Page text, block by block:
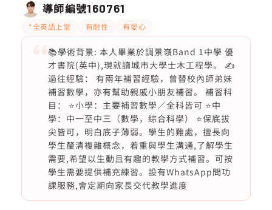
導師編號160761
*全英語上堂 有耐性 有愛心
📚學術背景: 本人畢業於調景嶺Band 1中學 優
才書院(英中),現就讀城市大學士木工程學。 ✍️
過往經驗： 有兩年補習經驗，曾替校內師弟妹
補習數學，亦有幫助親戚小朋友補習。 補習科
目： ⭐️小學：主要補習數學／全科皆可 ⭐️中
學：中一至中三（數學，綜合科學） ⭐️保底拔
尖皆可，明白底子薄弱。學生的難處，擅長向
學生釐清複雜概念，着重與學生溝通,了解學生
需要,希望以生動且有趣的教學方式補習。可按
學生需要提供補充練習。設有WhatsApp問功
課服務,會定期向家長交代教學進度